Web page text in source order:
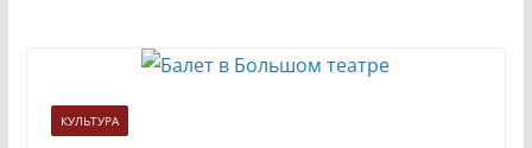
КУЛЬТУРА